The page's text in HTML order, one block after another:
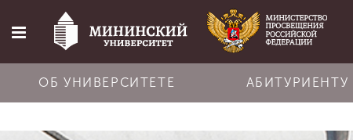
Главная
ОБ УНИВЕРСИТЕТЕ АБИТУРИЕНТУ